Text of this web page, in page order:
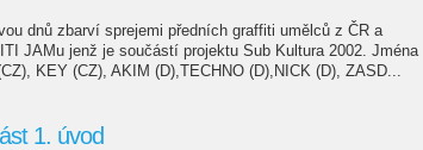
dnů zbarví sprejemi předních graffiti umělců z ČR a
JAMu jenž je součástí projektu Sub Kultura 2002. Jména
KEY (CZ), AKIM (D),TECHNO (D),NICK (D), ZASD...
1. úvod